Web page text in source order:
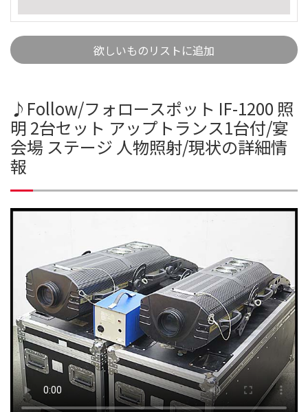
欲しいものリストに追加
♪Follow/フォロースポット IF-1200 照
明 2台セット アップトランス1台付/宴
会場 ステージ 人物照射/現状の詳細情
報